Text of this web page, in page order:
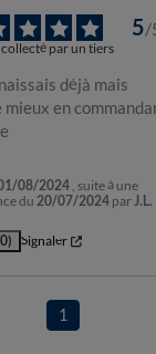
5/
par un tiers
déjà mais
mieux en
08/2024, suite à une
du20/07/2024 parJ.L.
Signaler
1